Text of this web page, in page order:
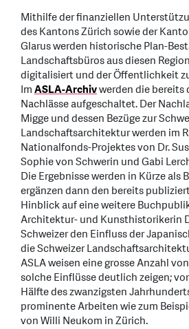
Mithilfe der finanziellen
des Kantons Zürich sowie der
Glarus werden historische Plan-
Landschaftsbüros aus diesen
digitalisiert und der Öffentlichkeit
ImASLA-Archivwerden die
Nachlässe aufgeschaltet. Der
Migge und dessen Bezüge zur
Landschaftsarchitektur werden im
Nationalfonds-Projektes von Dr.
Sophie von Schwerin und Gabi
Die Ergebnisse werden in Kürze als
ergänzen dann den bereits
Hinblick auf eine weitere
Architektur- und Kunsthistorikerin
Schweizer den Einfluss der
die Schweizer
ASLA weisen eine grosse Anzahl
solche Einflüsse deutlich zeigen;
Hälfte des zwanzigsten
prominente Arbeiten wie zum
von Willi Neukom in Zürich.